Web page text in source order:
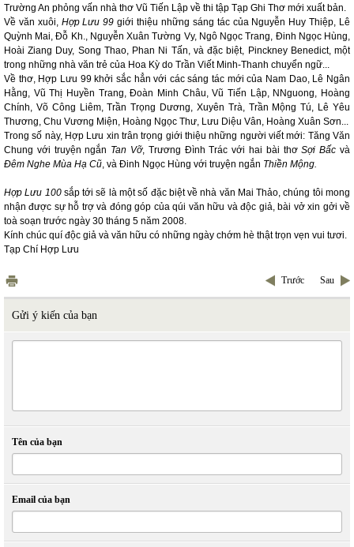
Trường An phỏng vấn nhà thơ Vũ Tiến Lập về thi tập Tạp Ghi Thơ mới xuất bản.
Về văn xuôi, Hợp Lưu 99 giới thiệu những sáng tác của Nguyễn Huy Thiệp, Lê
Quỳnh Mai, Đỗ Kh., Nguyễn Xuân Tường Vy, Ngô Ngọc Trang, Đinh Ngọc Hùng,
Hoài Ziang Duy, Song Thao, Phan Ni Tấn, và đặc biệt, Pinckney Benedict, một
trong những nhà văn trẻ của Hoa Kỳ do Trần Viết Minh-Thanh chuyển ngữ...
Về thơ, Hợp Lưu 99 khởi sắc hẳn với các sáng tác mới của Nam Dao, Lê Ngân
Hằng, Vũ Thị Huyền Trang, Đoàn Minh Châu, Vũ Tiến Lập, NNguong, Hoàng
Chính, Võ Công Liêm, Trần Trọng Dương, Xuyên Trà, Trần Mộng Tú, Lê Yêu
Thương, Chu Vương Miện, Hoàng Ngọc Thư, Lưu Diệu Vân, Hoàng Xuân Sơn...
Trong số này, Hợp Lưu xin trân trọng giới thiệu những người viết mới: Tăng Văn
Chung với truyện ngắn Tan Vỡ, Trương Đình Trác với hai bài thơSợi Bấc và
Đêm Nghe Mùa Hạ Cũ, và Đinh Ngọc Hùng với truyện ngắn Thiền Mộng.
Hợp Lưu 100sắp tới sẽ là một số đặc biệt về nhà văn Mai Thảo, chúng tôi mong
nhận được sự hỗ trợ và đóng góp của qúi văn hữu và độc giả, bài vở xin gởi về
toà soạn trước ngày 30 tháng 5 năm 2008.
Kính chúc quí độc giả và văn hữu có những ngày chớm hè thật trọn vẹn vui tươi.
Tạp Chí Hợp Lưu
Trước Sau
Gửi ý kiến của bạn
Tên của bạn
Email của bạn